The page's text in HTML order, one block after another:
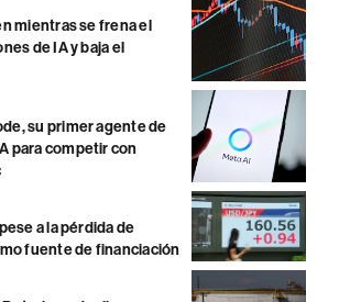
mientras se frena el
de IA y baja el
su primer agente de
para competir con
a la pérdida de
fuente de financiación